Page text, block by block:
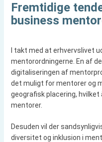
Fremtidige
business
I takt med at erhvervslivet
mentorordningerne. En af
digitaliseringen af
det muligt for mentorer og
geografisk placering,
mentorer.
Desuden vil der
diversitet og inklusion i